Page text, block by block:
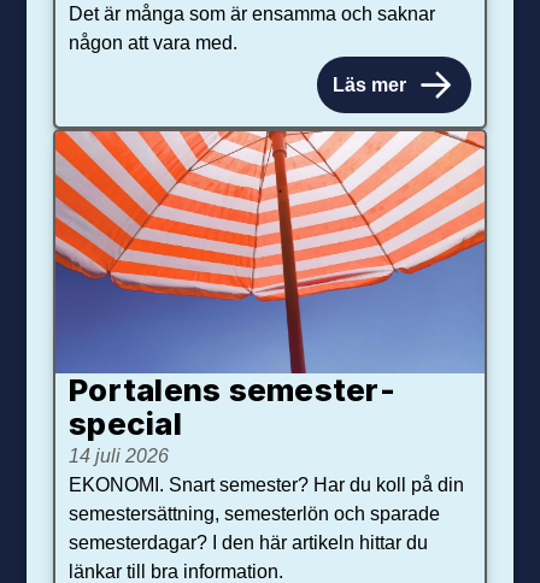
Det är många som är ensamma och saknar
någon att vara med.
Läs mer
Portalens semester­
special
14 juli 2026
EKONOMI. Snart semester? Har du koll på din
semestersättning, semesterlön och sparade
semesterdagar? I den här artikeln hittar du
länkar till bra information.